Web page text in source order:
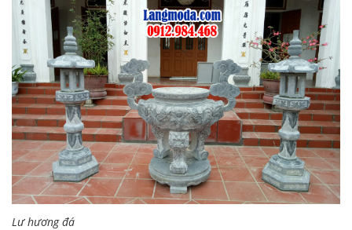
Lư hương đá